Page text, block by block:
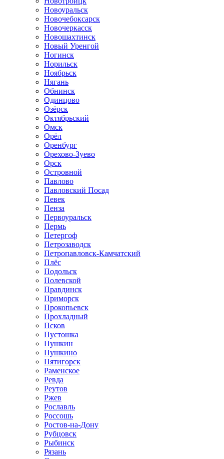
Новоуральск
Новочебоксарск
Новочеркасск
Новошахтинск
Новый Уренгой
Ногинск
Норильск
Ноябрьск
Нягань
Обнинск
Одинцово
Озёрск
Октябрьский
Омск
Орёл
Оренбург
Орехово-Зуево
Орск
Островной
Павлово
Павловский Посад
Певек
Пенза
Первоуральск
Пермь
Петергоф
Петрозаводск
Петропавловск-Камчатский
Плёс
Подольск
Полевской
Правдинск
Приморск
Прокопьевск
Прохладный
Псков
Пустошка
Пушкин
Пушкино
Пятигорск
Раменское
Ревда
Реутов
Ржев
Рославль
Россошь
Ростов-на-Дону
Рубцовск
Рыбинск
Рязань